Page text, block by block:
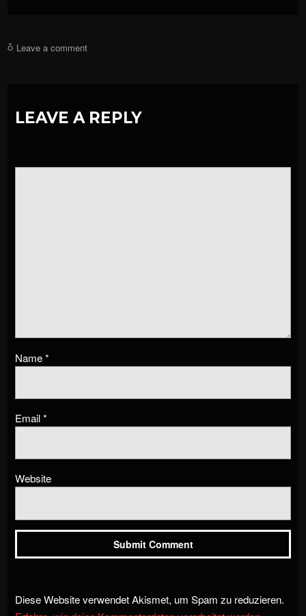
Leave a comment
LEAVE A REPLY
Name*
Email*
Website
Diese Website verwendet Akismet, um Spam zu reduzieren.